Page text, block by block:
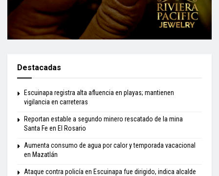
Destacadas
Escuinapa registra alta afluencia en playas; mantienen
vigilancia en carreteras
Reportan estable a segundo minero rescatado de la mina
Santa Fe en El Rosario
Aumenta consumo de agua por calor y temporada vacacional
en Mazatlán
Ataque contra policía en Escuinapa fue dirigido, indica alcalde